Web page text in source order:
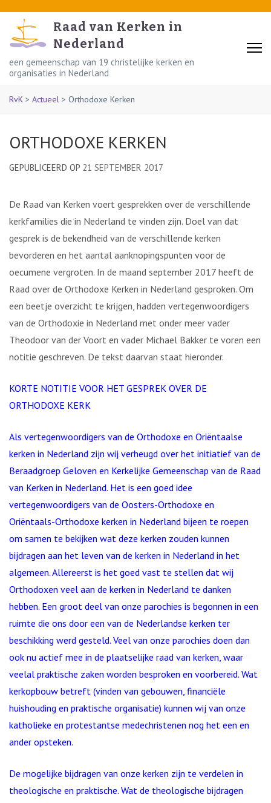
content
(Press
Enter)
Raad van Kerken in
Nederland
een gemeenschap van 19 christelijke kerken en
organisaties in Nederland
RvK > Actueel > Orthodoxe Kerken
ORTHODOXE KERKEN
GEPUBLICEERD OP 21 SEPTEMBER 2017
De Raad van Kerken voert gesprekken over de verschillende
kerkfamilies die in Nederland te vinden zijn. Doel van dat
gesprek is de bekendheid van de verschillende kerken
bevorderen en het aantal aanknopingspunten voor de
oecumene vergroten. In de maand september 2017 heeft de
Raad over de Orthodoxe Kerken in Nederland gesproken. Om
een beetje overzicht te krijgen, hadden vertegenwoordigers
van de Orthodoxie in Nederland met onder meer vader
Theodoor van der Voort en vader Michael Bakker te voren een
notitie geschreven. De tekst daarvan staat hieronder.
KORTE NOTITIE VOOR HET GESPREK OVER DE
ORTHODOXE KERK
Als vertegenwoordigers van de Orthodoxe en Oriëntaalse
kerken in Nederland zijn wij verheugd over het initiatief van de
Beraadgroep Geloven en Kerkelijke Gemeenschap van de Raad
van Kerken in Nederland. Het is een goed idee
vertegenwoordigers van de Oosters-Orthodoxe en
Oriëntaals-Orthodoxe kerken in Nederland bijeen te roepen
om samen te bekijken wat deze kerken zouden kunnen
bijdragen aan het leven van de kerken in Nederland in het
algemeen. Allereerst is het goed vast te stellen dat wij
Orthodoxen veel aan de kerken in Nederland te danken
hebben. Een groot deel van onze parochies is begonnen in een
ruimte die ons door een van de Nederlandse kerken ter
beschikking werd gesteld. Veel van onze parochies doen dan
ook nu actief mee in de plaatselijke raad van kerken, waar
veelal praktische zaken worden besproken en voorbereid. Wat
kerkopbouw betreft (vinden van gebouwen, financiële
huishouding en praktische organisatie) kunnen wij van onze
katholieke en protestantse medechristenen nog het een en
ander opsteken.
De mogelijke bijdragen van onze kerken zijn te verdelen in
theologische en praktische. Wat de theologische bijdragen